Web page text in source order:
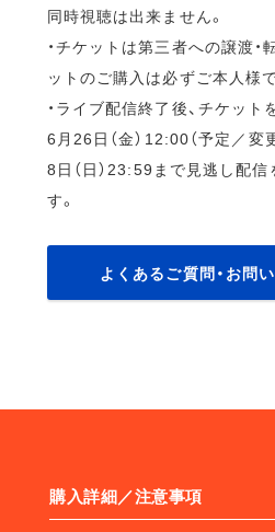
同時視聴は出来ません。
・チケットは第三者への譲渡
ットのご購入は必ずご本人様
・ライブ配信終了後、チケッ
6月26日（金）12:00（予定／
8日（日）23:59まで見逃し配
す。
よくあるご質問・お問
購入詳細／注意事項